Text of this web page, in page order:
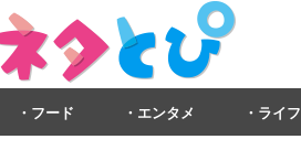
フード エンタメ ライフ